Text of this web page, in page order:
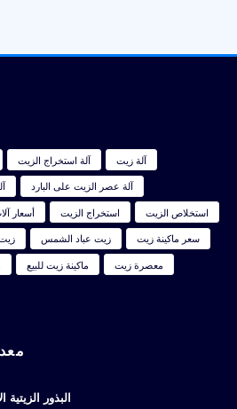
آلة استخراج الزيت
آلة زيت
آلة عصر الزيت على البارد
أسعار استخراج الزيت
استخلاص الزيت
زيت عباد الشمس
سعر ماكينة زيت
ماكينة زيت للبيع
معصرة زيت
البذور